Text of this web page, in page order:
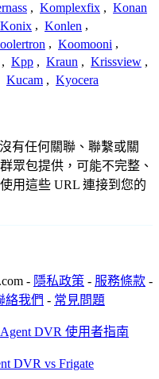
, Komplexfix , Konan
Konix , Konlen ,
, Koomooni ,
, Kpp , Kraun , Krissview ,
Kucam , Kyocera
有任何關聯、聯繫或關
眾包提供，可能不完整、
用這些 URL 連接到您的
- 隱私政策 - 服務條款 -
絡我們 - 常見問題
Agent DVR 使用者指南
DVR vs Frigate